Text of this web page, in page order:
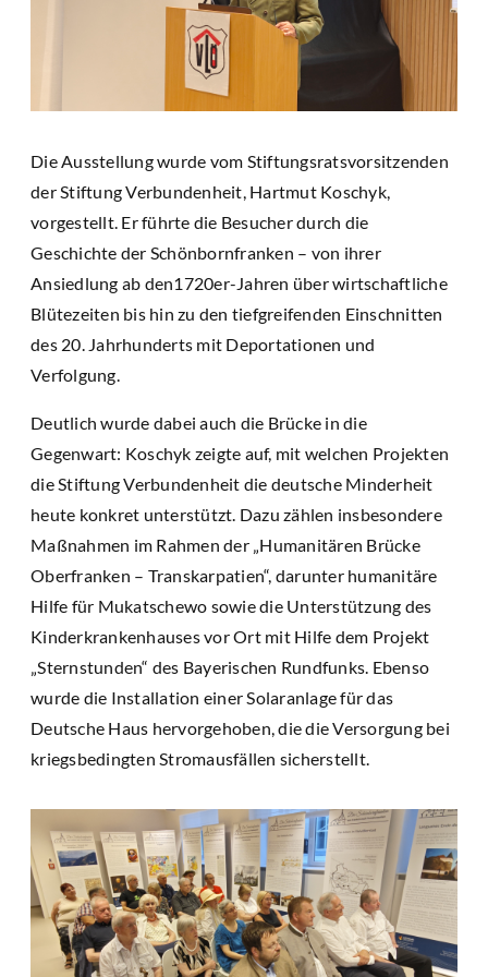
Die Ausstellung wurde vom Stiftungsratsvorsitzenden
der Stiftung Verbundenheit, Hartmut Koschyk,
vorgestellt. Er führte die Besucher durch die
Geschichte der Schönbornfranken – von ihrer
Ansiedlung ab den1720er-Jahren über wirtschaftliche
Blütezeiten bis hin zu den tiefgreifenden Einschnitten
des 20. Jahrhunderts mit Deportationen und
Verfolgung.
Deutlich wurde dabei auch die Brücke in die
Gegenwart: Koschyk zeigte auf, mit welchen Projekten
die Stiftung Verbundenheit die deutsche Minderheit
heute konkret unterstützt. Dazu zählen insbesondere
Maßnahmen im Rahmen der „Humanitären Brücke
Oberfranken – Transkarpatien“, darunter humanitäre
Hilfe für Mukatschewo sowie die Unterstützung des
Kinderkrankenhauses vor Ort mit Hilfe dem Projekt
„Sternstunden“ des Bayerischen Rundfunks. Ebenso
wurde die Installation einer Solaranlage für das
Deutsche Haus hervorgehoben, die die Versorgung bei
kriegsbedingten Stromausfällen sicherstellt.